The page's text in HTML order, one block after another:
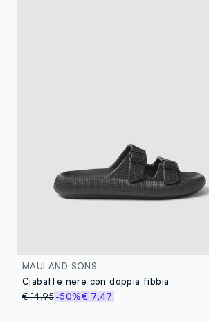
MAUI AND SONS
Ciabatte nere con doppia fibbia
€ 14,95-50%€ 7,47